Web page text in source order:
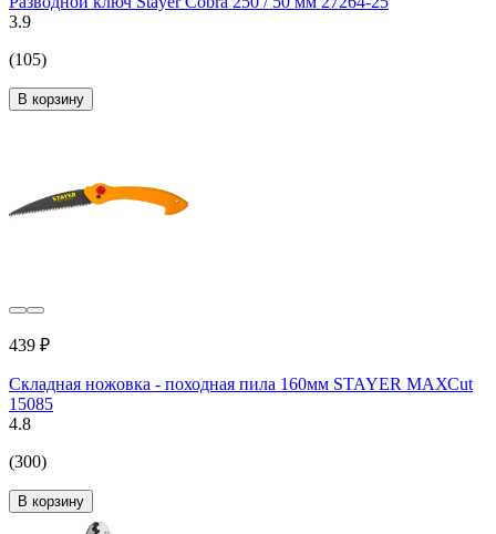
3.9
(105)
В корзину
439 ₽
Складная ножовка - походная пила 160мм STAYER МАХСut
15085
4.8
(300)
В корзину